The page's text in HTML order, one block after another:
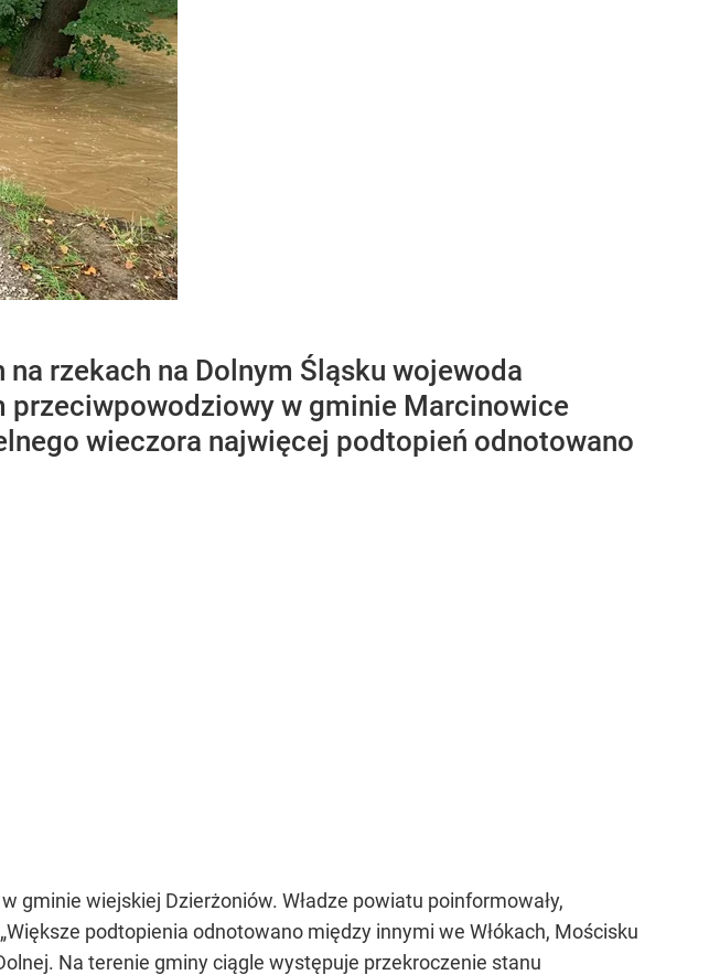
rzekach na Dolnym Śląsku wojewoda
przeciwpowodziowy w gminie Marcinowice
wieczora najwięcej podtopień odnotowano
gminie wiejskiej Dzierżoniów. Władze powiatu poinformowały,
podtopienia odnotowano między innymi we Włókach, Mościsku
Na terenie gminy ciągle występuje przekroczenie stanu